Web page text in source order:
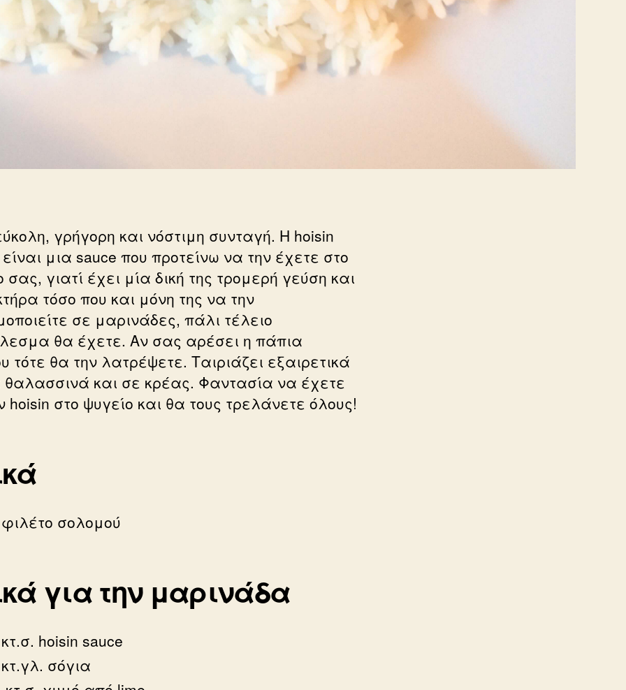
γρήγορη και νόστιμη συνταγή. Η hoisin
μια sauce που προτείνω να την έχετε στο
σας, γιατί έχει μία δική της τρομερή γεύση και
τόσο που και μόνη της να την
σε μαρινάδες, πάλι τέλειο
θα έχετε. Αν σας αρέσει η πάπια
τότε θα την λατρέψετε. Ταιριάζει εξαιρετικά
θαλασσινά και σε κρέας. Φαντασία να έχετε
hoisin στο ψυγείο και θα τους τρελάνετε όλους!
σολομού
για την μαρινάδα
hoisin sauce
σόγια